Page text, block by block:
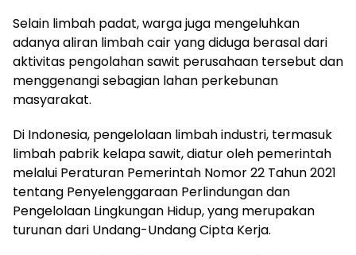
Selain limbah padat, warga juga mengeluhkan
adanya aliran limbah cair yang diduga berasal dari
aktivitas pengolahan sawit perusahaan tersebut dan
menggenangi sebagian lahan perkebunan
masyarakat.
Di Indonesia, pengelolaan limbah industri, termasuk
limbah pabrik kelapa sawit, diatur oleh pemerintah
melalui Peraturan Pemerintah Nomor 22 Tahun 2021
tentang Penyelenggaraan Perlindungan dan
Pengelolaan Lingkungan Hidup, yang merupakan
turunan dari Undang-Undang Cipta Kerja.